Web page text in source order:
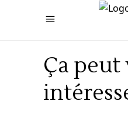
Ça peut